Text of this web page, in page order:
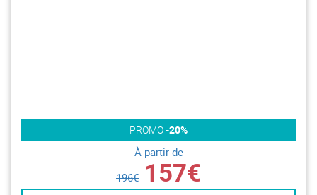
PROMO-20%
À partir de
196€ 157€